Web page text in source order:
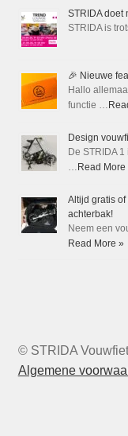
STRIDA doet
STRIDA is
🎉 Nieuwe
Hallo
functie …
Design
De STRIDA
… Read More
Altijd gratis
achterbak!
Neem een
Read More »
© STRIDA
Algemene